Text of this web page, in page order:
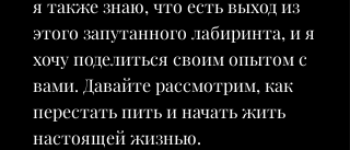
я также знаю, что есть выход из
этого запутанного лабиринта, и я
хочу поделиться своим опытом с
вами. Давайте рассмотрим, как
перестать пить и начать жить
настоящей жизнью.